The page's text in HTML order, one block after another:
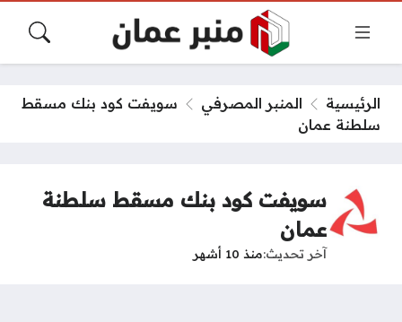
الرئيسية المنبر المصرفي
سويفت كود بنك مسقط
سلطنة عمان
سويفت كود بنك مسقط سلطنة
عمان
آخر تحديث منذ 10 أشهر